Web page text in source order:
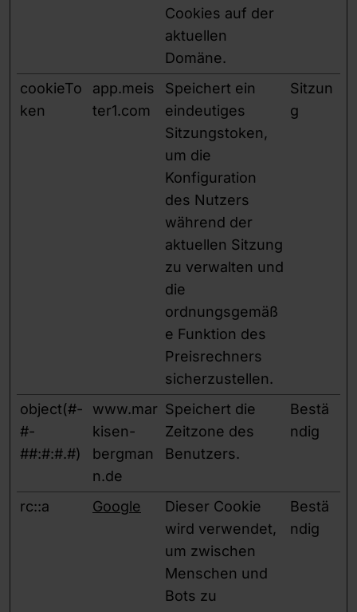
Cookies auf der
aktuellen
Domäne.
cookieTo
ken
app.meis
ter1.com
Speichert ein
eindeutiges
Sitzungstoken,
um die
Konfiguration
des Nutzers
während der
aktuellen Sitzung
zu verwalten und
die
ordnungsgemäß
e Funktion des
Preisrechners
sicherzustellen.
Sitzun
g
object(#-
#-
##:#:#.#)
www.mar
kisen-
bergman
n.de
Speichert die
Zeitzone des
Benutzers.
Bestä
ndig
rc::a Google
Dieser Cookie
wird verwendet,
um zwischen
Menschen und
Bots zu
Bestä
ndig